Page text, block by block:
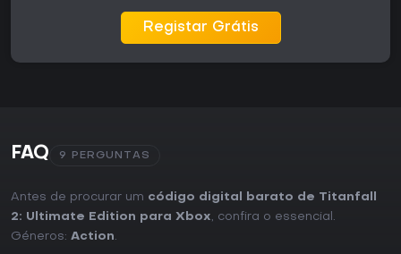
Registar Grátis
FAQ 9 PERGUNTAS
Antes de procurar um código digital barato de Titanfall
2: Ultimate Edition para Xbox, confira o essencial.
Géneros: Action.